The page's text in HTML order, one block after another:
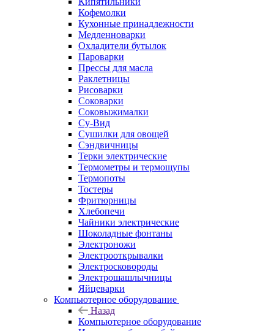
Кофемолки
Кухонные принадлежности
Медленноварки
Охладители бутылок
Пароварки
Прессы для масла
Раклетницы
Рисоварки
Соковарки
Соковыжималки
Су-Вид
Сушилки для овощей
Сэндвичницы
Терки электрические
Термометры и термощупы
Термопоты
Тостеры
Фритюрницы
Хлебопечи
Чайники электрические
Шоколадные фонтаны
Электроножи
Электрооткрывалки
Электросковороды
Электрошашлычницы
Яйцеварки
Компьютерное оборудование
Назад
Компьютерное оборудование